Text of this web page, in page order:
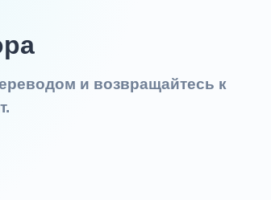
и возвращайтесь к